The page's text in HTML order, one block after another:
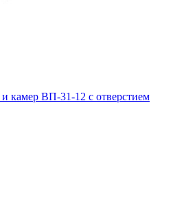
камер ВП-31-12 с отверстием